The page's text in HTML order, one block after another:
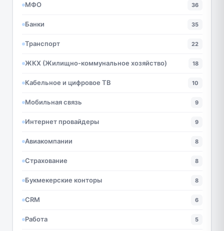
МФО 36
Банки 35
Транспорт 22
ЖКХ (Жилищно-коммунальное хозяйство) 18
Кабельное и цифровое ТВ 10
Мобильная связь 9
Интернет провайдеры 9
Авиакомпании 8
Страхование 8
Букмекерские конторы 8
CRM 6
Работа 5